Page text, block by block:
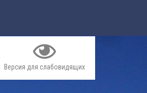
Версия для слабовидящих